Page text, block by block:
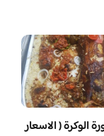
الوكرة ( الاسعار